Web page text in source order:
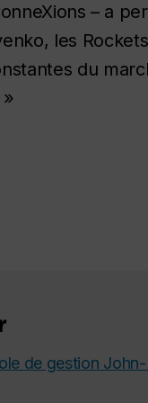
– a
les
du
de gestion